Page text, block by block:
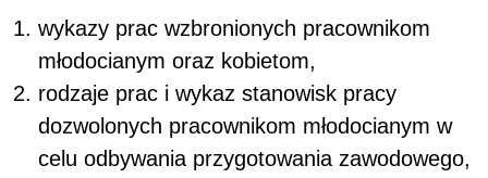
wykazy prac wzbronionych pracownikom
młodocianym oraz kobietom,
rodzaje prac i wykaz stanowisk pracy
dozwolonych pracownikom młodocianym w
celu odbywania przygotowania zawodowego,